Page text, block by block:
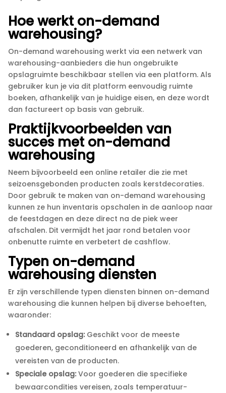
Hoe werkt on-demand
warehousing?
On-demand warehousing werkt via een netwerk van
warehousing-aanbieders die hun ongebruikte
opslagruimte beschikbaar stellen via een platform.​ Als
gebruiker kun je via dit platform eenvoudig ruimte
boeken, afhankelijk van je huidige eisen, en deze wordt
dan factureert op basis van gebruik.​
Praktijkvoorbeelden van
succes met on-demand
warehousing
Neem bijvoorbeeld een online retailer die zie met
seizoensgebonden producten zoals kerstdecoraties.​
Door gebruik te maken van on-demand warehousing
kunnen ze hun inventaris opschalen in de aanloop naar
de feestdagen en deze direct na de piek weer
afschalen.​ Dit vermijdt het jaar rond betalen voor
onbenutte ruimte en verbetert de cashflow.​
Typen on-demand
warehousing diensten
Er zijn verschillende typen diensten binnen on-demand
warehousing die kunnen helpen bij diverse behoeften,
waaronder:
Standaard opslag:Geschikt voor de meeste
goederen, geconditioneerd en afhankelijk van de
vereisten van de producten.​
Speciale opslag:Voor goederen die specifieke
bewaarcondities vereisen, zoals temperatuur-